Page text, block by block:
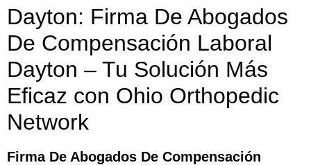
Dayton: Firma De Abogados
De Compensación Laboral
Dayton – Tu Solución Más
Eficaz con Ohio Orthopedic
Network
Firma De Abogados De Compensación